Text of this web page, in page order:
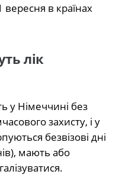
вересня в країнах
лік
у Німеччині без
захисту, і у
безвізові дні
мають або